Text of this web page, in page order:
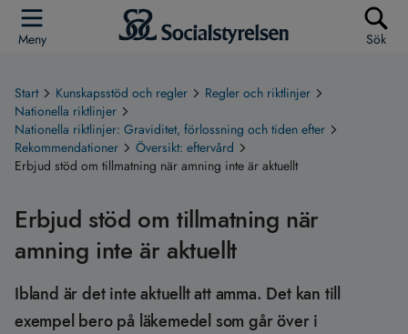
Meny Sök
Start Kunskapsstöd och regler
Regler och riktlinjer
Nationella riktlinjer
Nationella riktlinjer: Graviditet, förlossning och tiden efter
Rekommendationer
Översikt: eftervård
Erbjud stöd om tillmatning när amning inte är aktuellt
Erbjud stöd om tillmatning när
amning inte är aktuellt
Ibland är det inte aktuellt att amma. Det kan till
exempel bero på läkemedel som går över i